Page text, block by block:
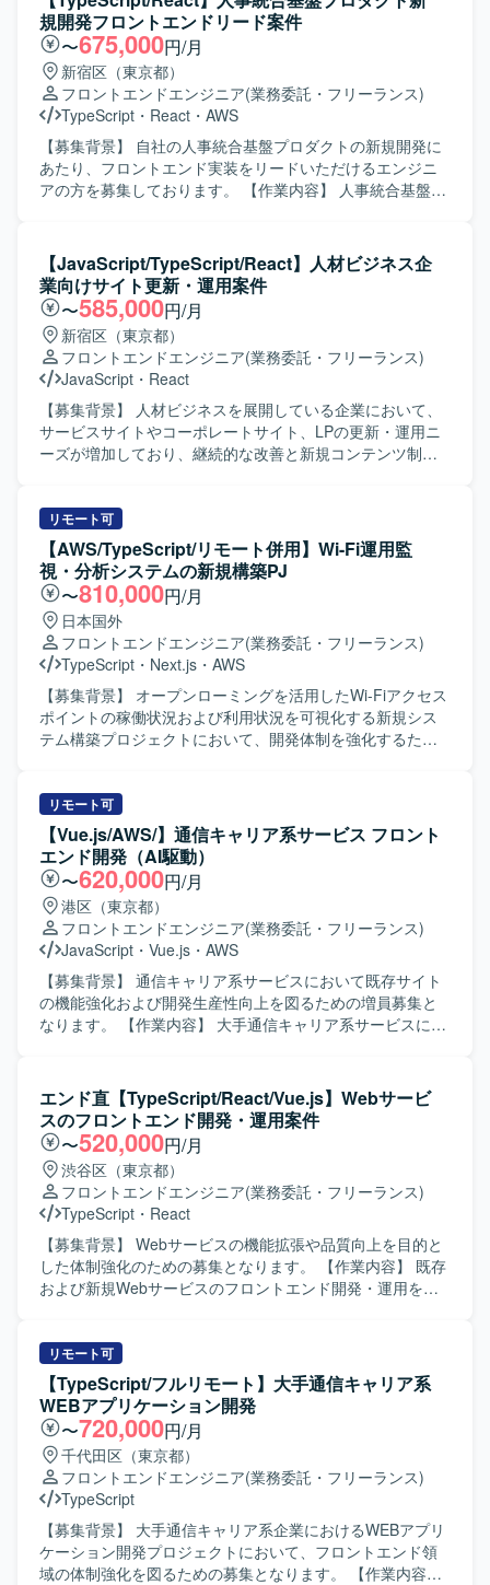
ることができます。 【開発環境】 フロントエンドにReact
を用いたWebアプリケーション開発環境となります。
意図を理解しながら、自発的に改善提案や調整ができる方
を求めております。関係者とコミュニケーションを取りつ
つ、責任感を持って開発を進めていただける方が望ましい
です。 【ポジションの魅力】 分析装置という専門性の高い
領域に関わることで、ドメイン知識を深めながらフロント
エンド開発スキルを高めていただけます。詳細設計以降の
工程を一貫して担当することで、仕様理解から品質向上ま
でを主体的に推進できる環境です。 【開発環境】 Reactを
用いたフロントエンド開発環境となります。TypeScriptや
規開発フロントエンドリード案件
〜675,000円/月
新宿区（東京都）
フロントエンドエンジニア(業務委託・フリーランス)
TypeScript ・ React ・ AWS
【募集背景】 自社の人事統合基盤プロダクトの新規開発に
あたり、フロントエンド実装をリードいただけるエンジニ
アの方を募集しております。 【作業内容】 人事統合基盤の
プリケーション開発や、バックエンドのREST APIとの連携
実装を担当していただきます。 AIコーディングツールを活
用した開発フローの整備や生産性向上の推進、コンポーネ
ント設計やUIライブラリの整備も行っていただきます。 ま
た、社員エンジニアへの技術展開やドキュメント整備にも
携わっていただきます。 【求める人物像】 AIツールを積極
的に取り入れ、自律的に開発生産性を高めていける方を求
めております。 社員エンジニアへ技術やノウハウをわかり
やすく共有できるコミュニケーション力をお持ちの方を歓
迎いたします。 仕様が確定しきっていないフェーズでも、
設計ができる方にマッチするポジションです。 【ポジショ
ンの魅力】 人事領域の統合基盤プロダクトの新規開発に、
フロントエンドリードとして深く関わっていただけます。
AIコーディングツールを積極的に活用しながら、開発フロ
ーやナレッジの整備を主導できる環境です。 長期的なプロ
ジェクトの中で、UI/UXやアーキテクチャの設計思想をプロ
ダクト全体に反映していく経験を積んでいただけます。
【開発環境】 言語はTypeScriptを使用し、フレームワーク
としてReactを採用しております。 インフラには
AWS（CloudFront, S3, ECS）を利用しており、GitHubや
Slack、Backlogなどのツールを用いて開発を進めておりま
【JavaScript/TypeScript/React】人材ビジネス企
業向けサイト更新・運用案件
〜585,000円/月
新宿区（東京都）
フロントエンドエンジニア(業務委託・フリーランス)
JavaScript ・ React
【募集背景】 人材ビジネスを展開している企業において、
サービスサイトやコーポレートサイト、LPの更新・運用ニ
ーズが増加しており、継続的な改善と新規コンテンツ制作
対象に、実装やコンテンツの作成・修正、広告用LPの制作
を行っていただきます。 要件整理を行いながら、スケジュ
ール調整や設定作業を行い、複数タスクを並行して対応し
ていただきます。 タスクはSlackを通じて受け取り、
Googleスプレッドシートで管理しつつ、必要に応じて関係
者へのヒアリングを実施し、サイト運用および改善を進め
ていただきます。 【求める人物像】 フロントエンドおよび
バックエンドの実装を一人称で推進でき、自ら課題を発見
して主体的に動いていただける方を求めております。 サイ
ト運用を行いながら、環境整備や業務フローの改善にも前
向きに取り組んでいただける方が望ましいです。 【ポジシ
トエンドからバックエンドまで幅広い実装経験を積むこと
ができます。 デザイナーと密に連携しながら、コンテンツ
企画から実装まで一貫して関われるため、裁量を持ってサ
イト改善に貢献していただけます。 【開発環境】 HTML /
CSS / JavaScript / React / TypeScript を用いたフロントエ
ンド・バックエンド開発環境です。 WordPress をはじめと
した各種CMSを利用したサイト運用を行っております。 タ
スク管理にはSlackおよびGoogleスプレッドシートを使用し
ております。
リモート可
【AWS/TypeScript/リモート併用】Wi-Fi運用監
視・分析システムの新規構築PJ
〜810,000円/月
日本国外
フロントエンドエンジニア(業務委託・フリーランス)
TypeScript ・ Next.js ・ AWS
【募集背景】 オープンローミングを活用したWi-Fiアクセス
ポイントの稼働状況および利用状況を可視化する新規シス
テム構築プロジェクトにおいて、開発体制を強化するため
に新規構築していただきます。 稼働状況閲覧システムとし
て、AWS S3に蓄積されDataBricksで加工されたデータを、
Next.js/TypeScriptを用いてGoogleマップ上に可視化してい
ただきます。 利用状況可視化システムとして、Spotfireを用
いた動体分析や滞在人数分析など、複数の分析ダッシュボ
ードを作成していただきます。 また、システム障害通知、
定期レポート出力、操作監査ログ機能などの付帯機能の設
計および実装も担当していただきます。 要件定義や基本設
計のフェーズからクラウドAIツールを活用し、プロトタイ
プ版ベースで効率的に開発を進めていただきます。 【求め
る人物像】 わからないことを素直に質問しながら、主体的
手法にも前向きに取り組んでいただける方を歓迎いたしま
す。 【ポジションの魅力】 Wi-Fi運用監視・分析という大
規模かつ今後の拡張性が高い領域で、新規構築フェーズか
ら関わることができます。 クラウドAIツールを活用した要
件定義・設計や、プロトタイプ駆動の開発手法など、モダ
ンな開発プロセスを経験していただけます。 DataBricksや
Spotfireなどのデータ分析基盤とフロントエンド技術を組み
合わせた可視化システムの構築を通じて、データ活用案件
の経験を幅広く積むことができます。 【開発環境】 AWS上
でのシステム構築を行い、フロントエンドは
使用いたします。 ソースコード管理およびCICDにはGithub
などのツールを活用いたします。
リモート可
【Vue.js/AWS/】通信キャリア系サービス フロント
エンド開発（AI駆動）
〜620,000円/月
港区（東京都）
フロントエンドエンジニア(業務委託・フリーランス)
JavaScript ・ Vue.js ・ AWS
【募集背景】 通信キャリア系サービスにおいて既存サイト
の機能強化および開発生産性向上を図るための増員募集と
なります。 【作業内容】 大手通信キャリア系サービスにお
などのAI支援ツールを活用したAI駆動開発を行います。要件
や依頼内容をプロンプトへ構造化し実装へつなげるほか、
アジャイル開発体制の中で継続的なサービス改善、仕様整
理や技術的な提案、AI生成物のレビューおよび品質担保も
行っていただきます。 【求める人物像】 AI支援ツールを積
極的に活用しながら、自ら学習・改善していける方を求め
ています。アジャイルな開発スタイルに柔軟に対応でき、
関係者と円滑にコミュニケーションを取りながら主体的に
提案・推進いただける方が望ましいです。 【ポジションの
魅力】 AI駆動開発を前提とした環境で、最新のAI支援ツー
サービス改善の効果を実感しやすく、アジャイル開発の経
験をさらに深めることができます。 【開発環境】 Vue.js /
AWS / GitHub Copilot / Scrum（アジャイル）
エンド直【TypeScript/React/Vue.js】Webサービ
スのフロントエンド開発・運用案件
〜520,000円/月
渋谷区（東京都）
フロントエンドエンジニア(業務委託・フリーランス)
TypeScript ・ React
【募集背景】 Webサービスの機能拡張や品質向上を目的と
した体制強化のための募集となります。 【作業内容】 既存
および新規Webサービスのフロントエンド開発・運用を担
貫してご対応いただきます。1人称で主体的にタスクを進め
つつ、チームメンバーと連携しながら機能追加や改修、UI
改善などを行っていただきます。 【求める人物像】 新しい
技術や知識の習得に積極的で、自ら課題を見つけて提案・
改善に取り組んでいただける方を求めております。チーム
内外とのコミュニケーションを大切にし、協調性を持って
開発を進められる方が望ましいです。 【ポジションの魅
力】 フロントエンド領域において上流工程から一貫して携
わることができ、モダンな技術スタックを活用しながら
Webサービス開発の経験を幅広く積むことができます。主
体的な提案や工夫が歓迎される環境のため、技術力と提案
リモート可
【TypeScript/フルリモート】大手通信キャリア系
WEBアプリケーション開発
〜720,000円/月
千代田区（東京都）
フロントエンドエンジニア(業務委託・フリーランス)
TypeScript
【募集背景】 大手通信キャリア系企業におけるWEBアプリ
ケーション開発プロジェクトにおいて、フロントエンド領
域の体制強化を図るための募集となります。 【作業内容】